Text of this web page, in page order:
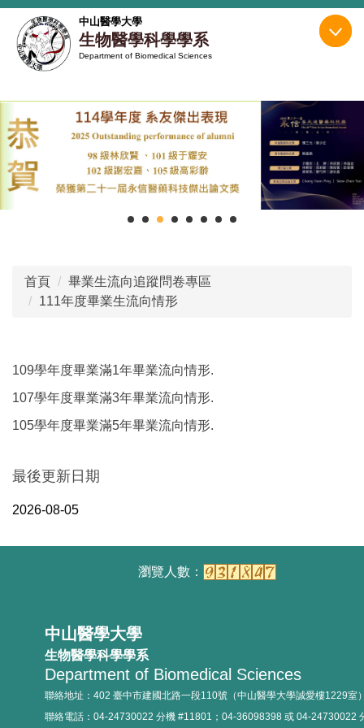
跳
到
主
區
中山醫學大學
生物醫學科學學系
Department of Biomedical Sciences
首頁
畢業生流向追蹤問卷專區
111年度畢業生流向情形
109學年度畢業滿1年畢業流向情形.
107學年度畢業滿3年畢業流向情形.
105學年度畢業滿5年畢業流向情形.
最後更新日期
2026-08-05
中山醫學大學
生物醫學科學學系
Department of Biomedical Sciences
聯絡地址：402 臺中市建國北路一段110號（中山醫學大學誠愛樓1229室
聯絡電話：04-24730022 分機 #11801；04-36098398 或 04-24730022